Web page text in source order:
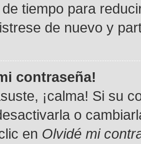
tiempo para
de nuevo y
contraseña!
¡calma! Si su
o
en Olvidé mi